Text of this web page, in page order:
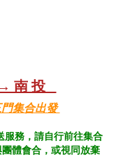
南投
門集合出發
務，請自行前往集合
體會合，或視同放棄